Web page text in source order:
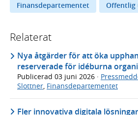
Finansdepartementet
Offentlig
Relaterat
Nya åtgärder för att öka
reserverade för idéburna
Publicerad 03 juni 2026 ·
Slottner, Finansdepartementet
Fler innovativa digitala